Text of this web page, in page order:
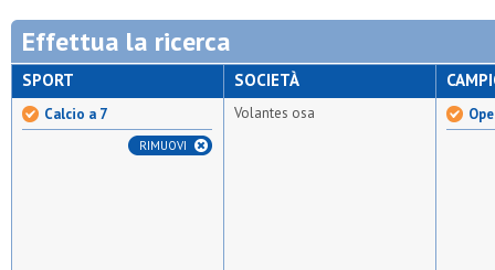
Effettua la ricerca
SPORT
Calcio a 7
RIMUOVI
SOCIETÀ
Volantes osa